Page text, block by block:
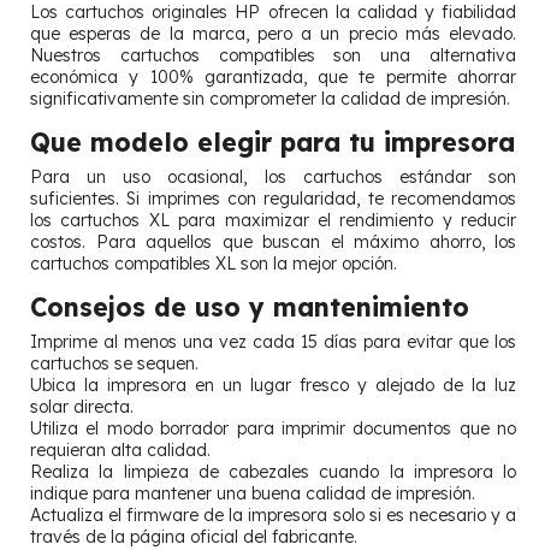
Los cartuchos originales HP ofrecen la calidad y fiabilidad
que esperas de la marca, pero a un precio más elevado.
Nuestros cartuchos compatibles son una alternativa
económica y 100% garantizada, que te permite ahorrar
significativamente sin comprometer la calidad de impresión.
Que modelo elegir para tu impresora
Para un uso ocasional, los cartuchos estándar son
suficientes. Si imprimes con regularidad, te recomendamos
los cartuchos XL para maximizar el rendimiento y reducir
costos. Para aquellos que buscan el máximo ahorro, los
cartuchos compatibles XL son la mejor opción.
Consejos de uso y mantenimiento
Imprime al menos una vez cada 15 días para evitar que los
cartuchos se sequen.
Ubica la impresora en un lugar fresco y alejado de la luz
solar directa.
Utiliza el modo borrador para imprimir documentos que no
requieran alta calidad.
Realiza la limpieza de cabezales cuando la impresora lo
indique para mantener una buena calidad de impresión.
Actualiza el firmware de la impresora solo si es necesario y a
través de la página oficial del fabricante.